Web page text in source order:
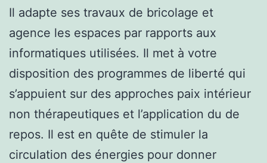
Il adapte ses travaux de bricolage et
agence les espaces par rapports aux
informatiques utilisées. Il met à votre
disposition des programmes de liberté qui
s’appuient sur des approches paix intérieur
non thérapeutiques et l’application du de
repos. Il est en quête de stimuler la
circulation des énergies pour donner